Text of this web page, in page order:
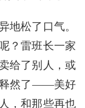
地松了口气。
？雷班长一家
给了别人，或
释然了——美好
，和那些再也